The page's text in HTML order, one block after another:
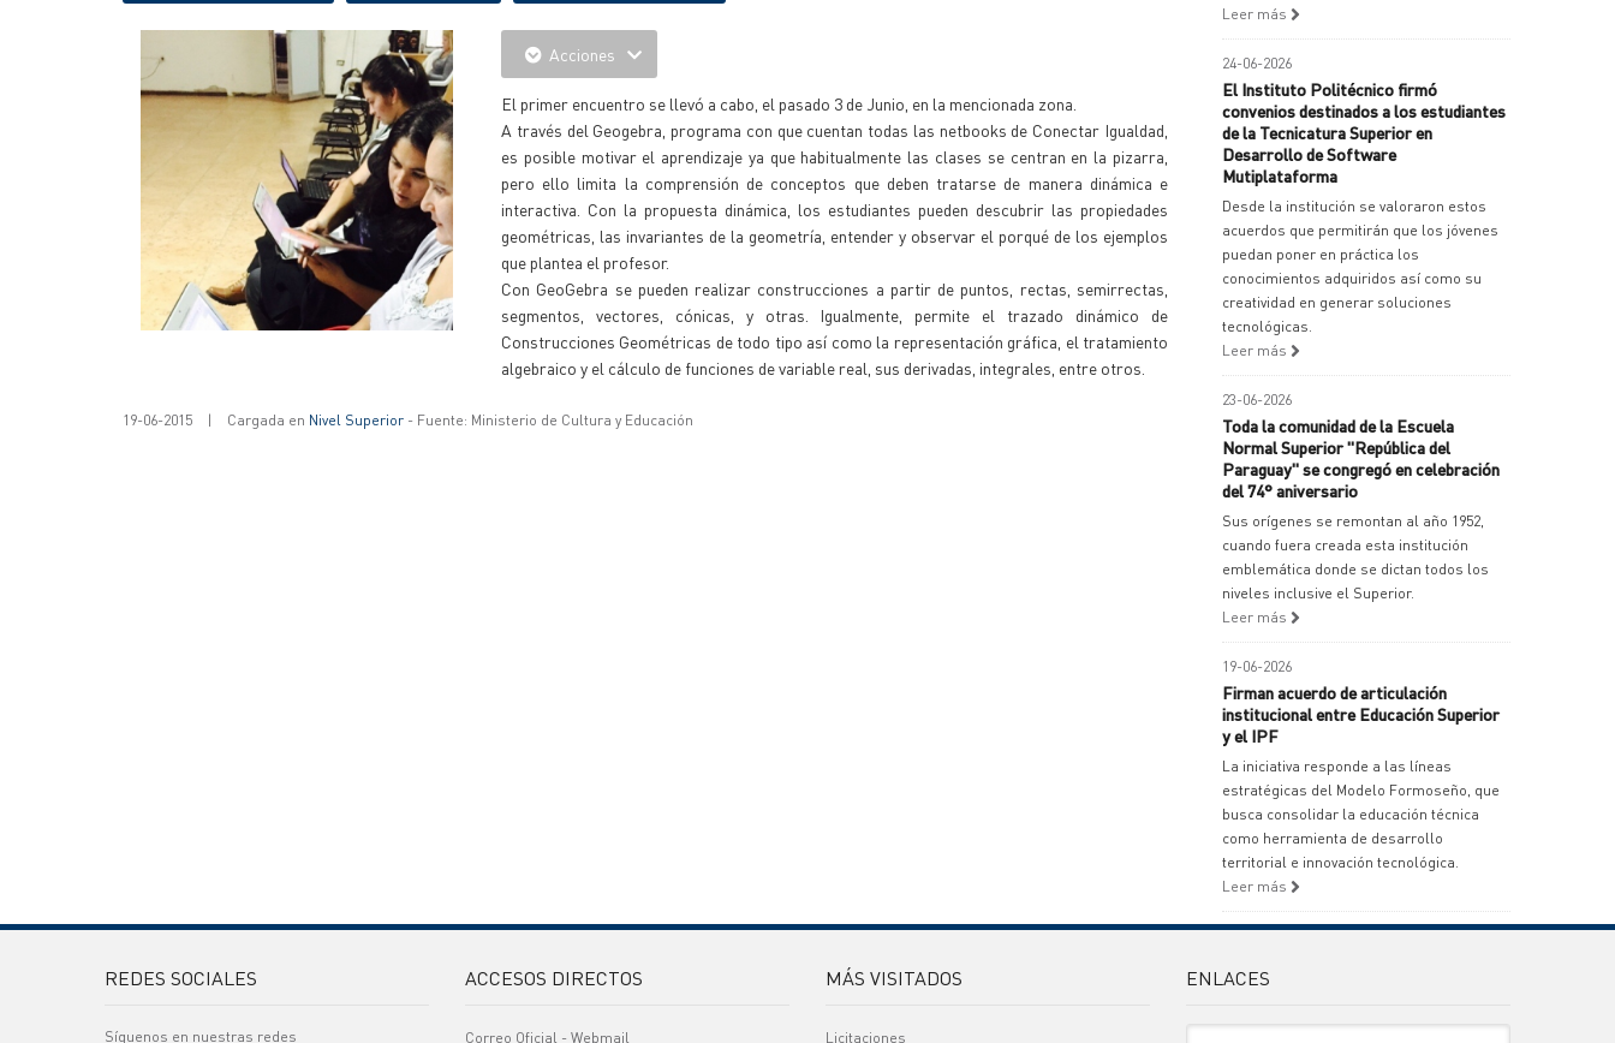
Acciones
El primer encuentro se llevó a cabo, el pasado 3 de Junio, en la mencionada zona.
A través del Geogebra, programa con que cuentan todas las netbooks de Conectar Igualdad,
es posible motivar el aprendizaje ya que habitualmente las clases se centran en la pizarra,
pero ello limita la comprensión de conceptos que deben tratarse de manera dinámica e
interactiva. Con la propuesta dinámica, los estudiantes pueden descubrir las propiedades
geométricas, las invariantes de la geometría, entender y observar el porqué de los ejemplos
que plantea el profesor.
Con GeoGebra se pueden realizar construcciones a partir de puntos, rectas, semirrectas,
segmentos, vectores, cónicas, y otras. Igualmente, permite el trazado dinámico de
Construcciones Geométricas de todo tipo así como la representación gráfica, el tratamiento
algebraico y el cálculo de funciones de variable real, sus derivadas, integrales, entre otros.
19-06-2015 | Cargada en Nivel Superior - Fuente: Ministerio de Cultura y Educación
Leer más
24-06-2026
El Instituto Politécnico firmó
convenios destinados a los estudiantes
de la Tecnicatura Superior en
Desarrollo de Software
Mutiplataforma
Desde la institución se valoraron estos
acuerdos que permitirán que los jóvenes
puedan poner en práctica los
conocimientos adquiridos así como su
creatividad en generar soluciones
tecnológicas.
Leer más
23-06-2026
Toda la comunidad de la Escuela
Normal Superior "República del
Paraguay" se congregó en celebración
del 74° aniversario
Sus orígenes se remontan al año 1952,
cuando fuera creada esta institución
emblemática donde se dictan todos los
niveles inclusive el Superior.
Leer más
19-06-2026
Firman acuerdo de articulación
institucional entre Educación Superior
y el IPF
La iniciativa responde a las líneas
estratégicas del Modelo Formoseño, que
busca consolidar la educación técnica
como herramienta de desarrollo
territorial e innovación tecnológica.
Leer más
REDES SOCIALES
Síguenos en nuestras redes
ACCESOS DIRECTOS
Correo Oficial - Webmail
MÁS VISITADOS
Licitaciones
ENLACES